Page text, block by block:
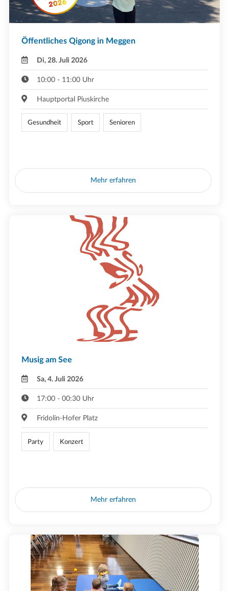
Öffentliches Qigong in Meggen
Di, 28. Juli 2026
10:00 - 11:00 Uhr
Hauptportal Piuskirche
Gesundheit Sport Senioren
Mehr erfahren
Musig am See
Sa, 4. Juli 2026
17:00 - 00:30 Uhr
Fridolin-Hofer Platz
Party Konzert
Mehr erfahren